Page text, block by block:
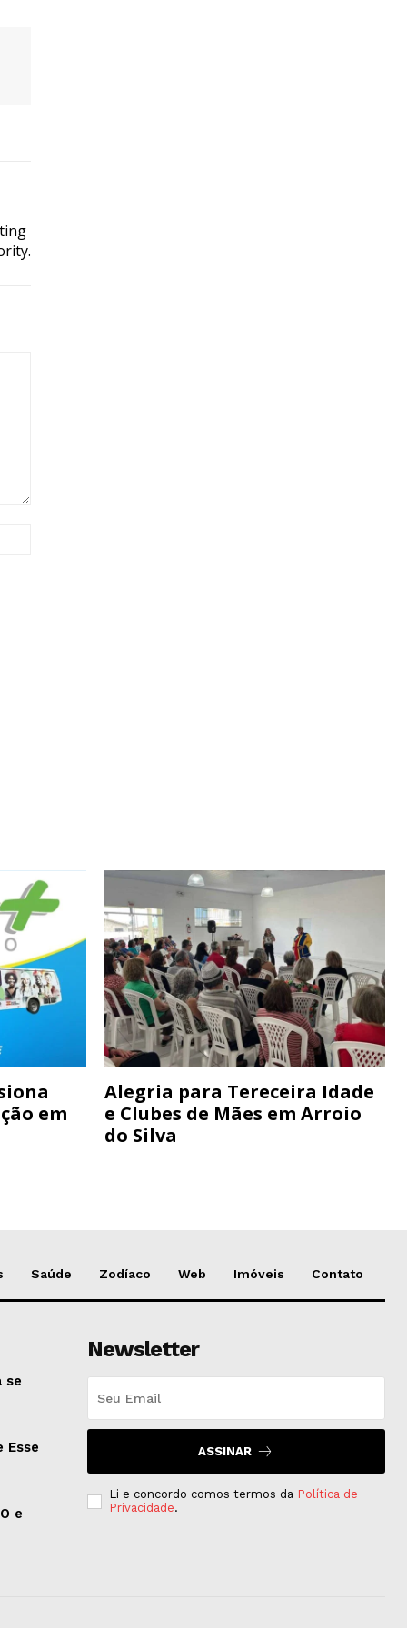
em
Alegria para Tereceira Idade
e Clubes de Mães em Arroio
do Silva
Saúde Zodíaco Web Imóveis Contato
se
Esse
e
Newsletter
ASSINAR
Li e concordo comos termos da Política de
Privacidade.